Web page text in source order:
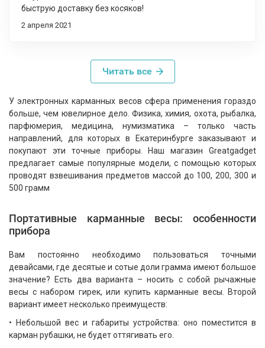
быструю доставку без косяков!
2 апреля 2021
Читать все
У электронных карманных весов сфера применения гораздо
больше, чем ювелирное дело. Физика, химия, охота, рыбалка,
парфюмерия, медицина, нумизматика – только часть
направлений, для которых в Екатеринбурге заказывают и
покупают эти точные приборы. Наш магазин Greatgadget
предлагает самые популярные модели, с помощью которых
проводят взвешивания предметов массой до 100, 200, 300 и
500 грамм
Портативные карманные весы: особенности
прибора
Вам постоянно необходимо пользоваться точными
девайсами, где десятые и сотые доли грамма имеют большое
значение? Есть два варианта – носить с собой рычажные
весы с набором гирек, или купить карманные весы. Второй
вариант имеет несколько преимуществ:
• Небольшой вес и габариты устройства: оно поместится в
карман рубашки, не будет оттягивать его.